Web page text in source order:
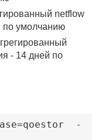
netflow
по умолчанию
- 14 дней по
-